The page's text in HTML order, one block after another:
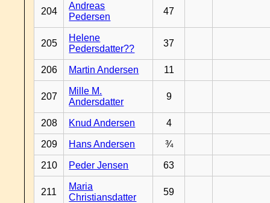
204
Andreas
Pedersen
47
205
Helene
Pedersdatter??
37
206 Martin Andersen 11
207
Mille M.
Andersdatter
9
208 Knud Andersen 4
209 Hans Andersen ¾
210 Peder Jensen 63
211
Maria
Christiansdatter
59